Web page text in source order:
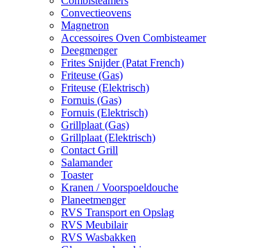
Convectieovens
Magnetron
Accessoires Oven Combisteamer
Deegmenger
Frites Snijder (Patat French)
Friteuse (Gas)
Friteuse (Elektrisch)
Fornuis (Gas)
Fornuis (Elektrisch)
Grillplaat (Gas)
Grillplaat (Elektrisch)
Contact Grill
Salamander
Toaster
Kranen / Voorspoeldouche
Planeetmenger
RVS Transport en Opslag
RVS Meubilair
RVS Wasbakken